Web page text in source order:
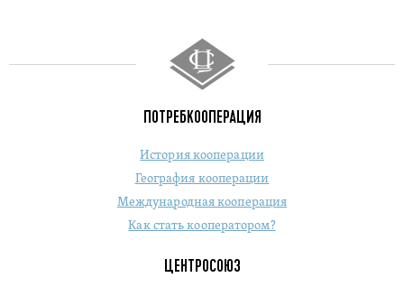
ПОТРЕБКООПЕРАЦИЯ
История кооперации
География кооперации
Международная кооперация
Как стать кооператором?
ЦЕНТРОСОЮЗ